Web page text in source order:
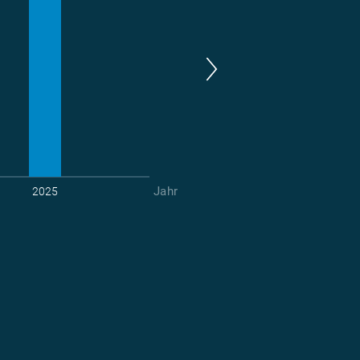
Jahr
2025